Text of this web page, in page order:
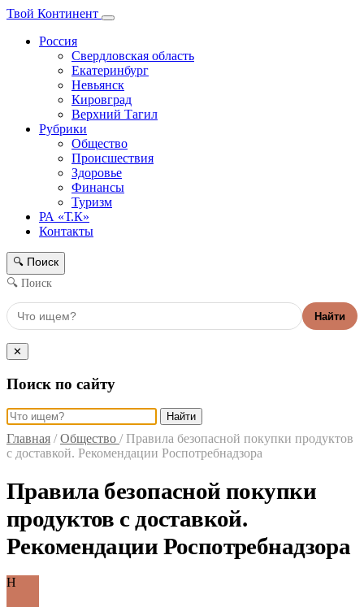
Твой Континент
Россия
Свердловская область
Екатеринбург
Невьянск
Кировград
Верхний Тагил
Рубрики
Общество
Происшествия
Здоровье
Финансы
Туризм
РА «Т.К»
Контакты
🔍 Поиск
🔍 Поиск
Найти
✕
Поиск по сайту
Найти
Главная / Общество / Правила безопасной покупки продуктов
с доставкой. Рекомендации Роспотребнадзора
Правила безопасной покупки
продуктов с доставкой.
Рекомендации Роспотребнадзора
H